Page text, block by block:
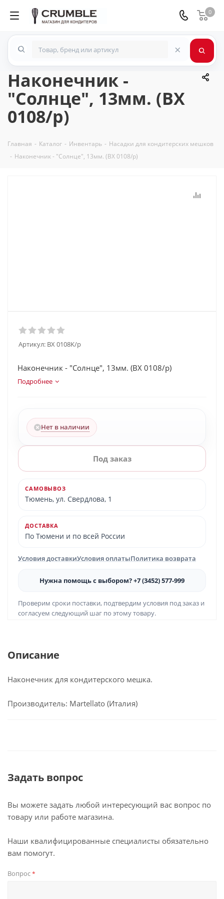
0
×
Наконечник -
"Солнце", 13мм. (BX
0108/p)
Главная - Каталог - Инвентарь - Насадки для кондитерских мешков
- Наконечник - "Солнце", 13мм. (BX 0108/p)
Артикул: BX 0108K/p
Наконечник - "Солнце", 13мм. (BX 0108/p)
Подробнее
Нет в наличии
Под заказ
САМОВЫВОЗ
Тюмень, ул. Свердлова, 1
ДОСТАВКА
По Тюмени и по всей России
Условия доставкиУсловия оплатыПолитика возврата
Нужна помощь с выбором? +7 (3452) 577-999
Проверим сроки поставки, подтвердим условия под заказ и
согласуем следующий шаг по этому товару.
Описание
Наконечник для кондитерского мешка.
Производитель: Martellato (Италия)
Задать вопрос
Вы можете задать любой интересующий вас вопрос по
товару или работе магазина.
Наши квалифицированные специалисты обязательно
вам помогут.
Вопрос*